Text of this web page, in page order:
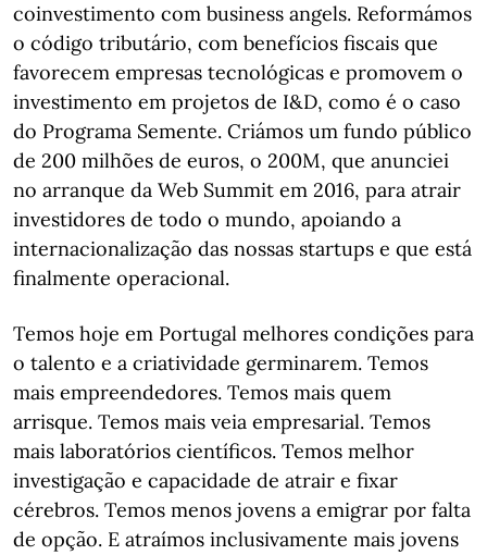
coinvestimento com business angels. Reformámos
o código tributário, com benefícios fiscais que
favorecem empresas tecnológicas e promovem o
investimento em projetos de I&D, como é o caso
do Programa Semente. Criámos um fundo público
de 200 milhões de euros, o 200M, que anunciei
no arranque da Web Summit em 2016, para atrair
investidores de todo o mundo, apoiando a
internacionalização das nossas startups e que está
finalmente operacional.
Temos hoje em Portugal melhores condições para
o talento e a criatividade germinarem. Temos
mais empreendedores. Temos mais quem
arrisque. Temos mais veia empresarial. Temos
mais laboratórios científicos. Temos melhor
investigação e capacidade de atrair e fixar
cérebros. Temos menos jovens a emigrar por falta
de opção. E atraímos inclusivamente mais jovens